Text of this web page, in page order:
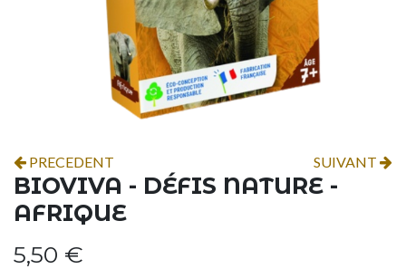
PRECEDENT SUIVANT
BIOVIVA - DÉFIS NATURE -
AFRIQUE
5,50 €